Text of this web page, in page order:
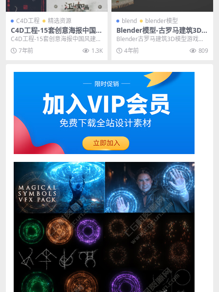
C4D工程 精选资源
C4D工程-15套创意海报中国风
建筑戏曲C4D渲染工程+PSD海
报分层
C4D工程-15套创意海报中国风建筑
戏曲C4D渲染工程+PSD海报分层
主题授权...
7年前 1.3K
blend blender模型
Blender模型-古罗马建筑3D模
型游戏场景模型素材
Blender古罗马建筑3D模型游戏场
景模型素材 其他推荐: Blender模
型...4年前 809